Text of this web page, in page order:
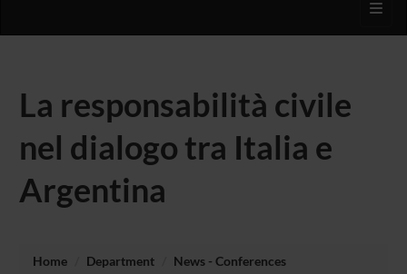
La responsabilità civile
nel dialogo tra Italia e
Argentina
Home Department
News - Conferences